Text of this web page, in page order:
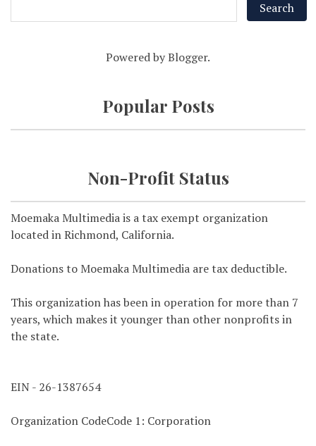
Powered byBlogger.
Popular Posts
Non-Profit Status
Moemaka Multimedia is a tax exempt organization
located in Richmond, California.
Donations to Moemaka Multimedia are tax deductible.
This organization has been in operation for more than 7
years, which makes it younger than other nonprofits in
the state.
EIN - 26-1387654
Organization CodeCode 1: Corporation